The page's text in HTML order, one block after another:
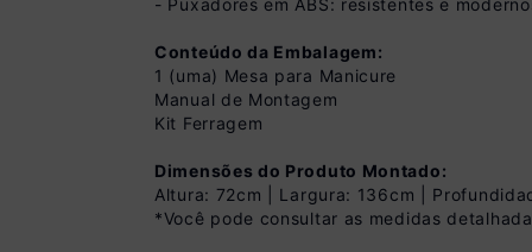
- Puxadores em ABS: resistentes e
Conteúdo da Embalagem:
1 (uma) Mesa para Manicure
Manual de Montagem
Kit Ferragem
Dimensões do Produto Montado:
Altura: 72cm | Largura: 136cm |
*Você pode consultar as medidas